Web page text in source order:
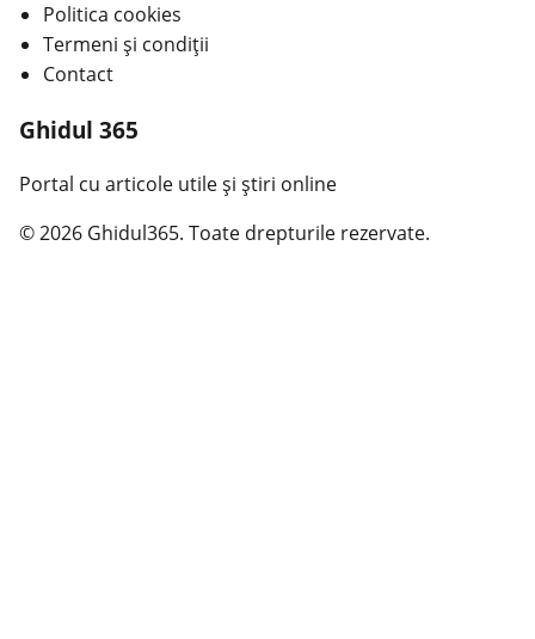
Politica cookies
Termeni și condiții
Contact
Ghidul 365
Portal cu articole utile și știri online
© 2026 Ghidul365. Toate drepturile rezervate.